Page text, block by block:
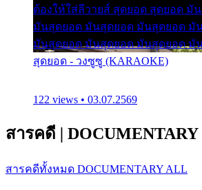
ต้องให้ใส่ลีวายส์ สุดยอด สุดยอด มั
มันสุดยอด มันสุดยอด มันสุดยอด มั
มันสุดยอด มันสุดยอด มันสุดยอด มั
สุดยอด - วงซูซู (KARAOKE)
122 views • 03.07.2569
สารคดี | DOCUMENTARY
สารคดีทั้งหมด DOCUMENTARY ALL